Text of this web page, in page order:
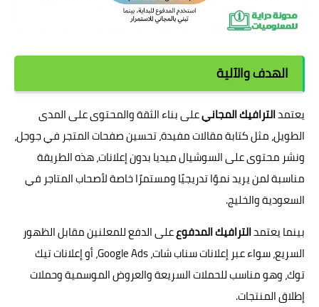
الهدف والآلية
يعتمدالترافيك المجانيعلى بناء الثقة والمحتوى على المدى
الطويل، مثل كتابة مقالات مفيدة، تحسين صفحات المتجر في جوجل،
ونشر محتوى على السوشيال ميديا بدون إعلانات، هذه الطريقة
مناسبة لمن يريد نموًا تدريجيًا ومستمرًا خاصة لأصحاب المتاجر في
السعودية والخليج.
بينما يعتمدالترافيك المدفوععلى الدفع للمعلنين مقابل الظهور
السريع، سواء عبر إعلانات سناب شات، Google Ads، أو إعلانات تيك
توك، وهو مناسب للحملات السريعة والعروض الموسمية وحملات
إطلاق المنتجات.